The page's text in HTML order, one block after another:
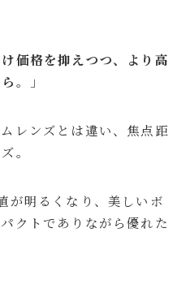
価格を抑えつつ、より高
。
」
レンズとは違い、焦点距
。
が明るくなり、美しいボ
クトでありながら優れた